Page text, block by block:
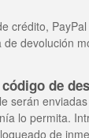
crédito,
devolución
de
serán
lo permita.
de